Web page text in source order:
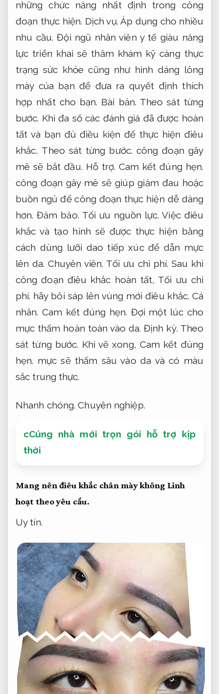
những chức năng nhất định trong công
đoạn thực hiện. Dịch vụ. Áp dụng cho nhiều
nhu cầu. Đội ngũ nhân viên y tế giàu năng
lực triển khai sẽ thăm khám kỹ càng thực
trạng sức khỏe cũng như hình dáng lông
mày của bạn để đưa ra quyết định thích
hợp nhất cho bạn. Bài bản. Theo sát từng
bước. Khi đa số các đánh giá đã được hoàn
tất và bạn đủ điều kiện để thực hiện điêu
khắc, Theo sát từng bước. công đoạn gây
mê sẽ bắt đầu. Hỗ trợ. Cam kết đúng hẹn.
công đoạn gây mê sẽ giúp giảm đau hoặc
buồn ngủ để công đoạn thực hiện dễ dàng
hơn.Đảm bảo. Tối ưu nguồn lực. Việc điêu
khắc và tạo hình sẽ được thực hiện bằng
cách dùng lưỡi dao tiếp xúc để dẫn mực
lên da. Chuyên viên. Tối ưu chi phí. Sau khi
công đoạn điêu khắc hoàn tất, Tối ưu chi
phí. hãy bôi sáp lên vùng mới điêu khắc. Cá
nhân. Cam kết đúng hẹn. Đợi một lúc cho
mực thấm hoàn toàn vào da.Định kỳ. Theo
sát từng bước. Khi vẽ xong, Cam kết đúng
hẹn. mực sẽ thấm sâu vào da và có màu
sắc trung thực.
Nhanh chóng. Chuyên nghiệp.
cCúng nhà mới trọn gói hỗ trợ kịp
thời
Mang nên điêu khắc chân mày không Linh
hoạt theo yêu cầu.
Uy tín.